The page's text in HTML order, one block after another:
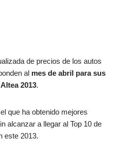
de precios de los autos
al mes de abril para sus
2013.
que ha obtenido mejores
alcanzar a llegar al Top 10 de
este 2013.